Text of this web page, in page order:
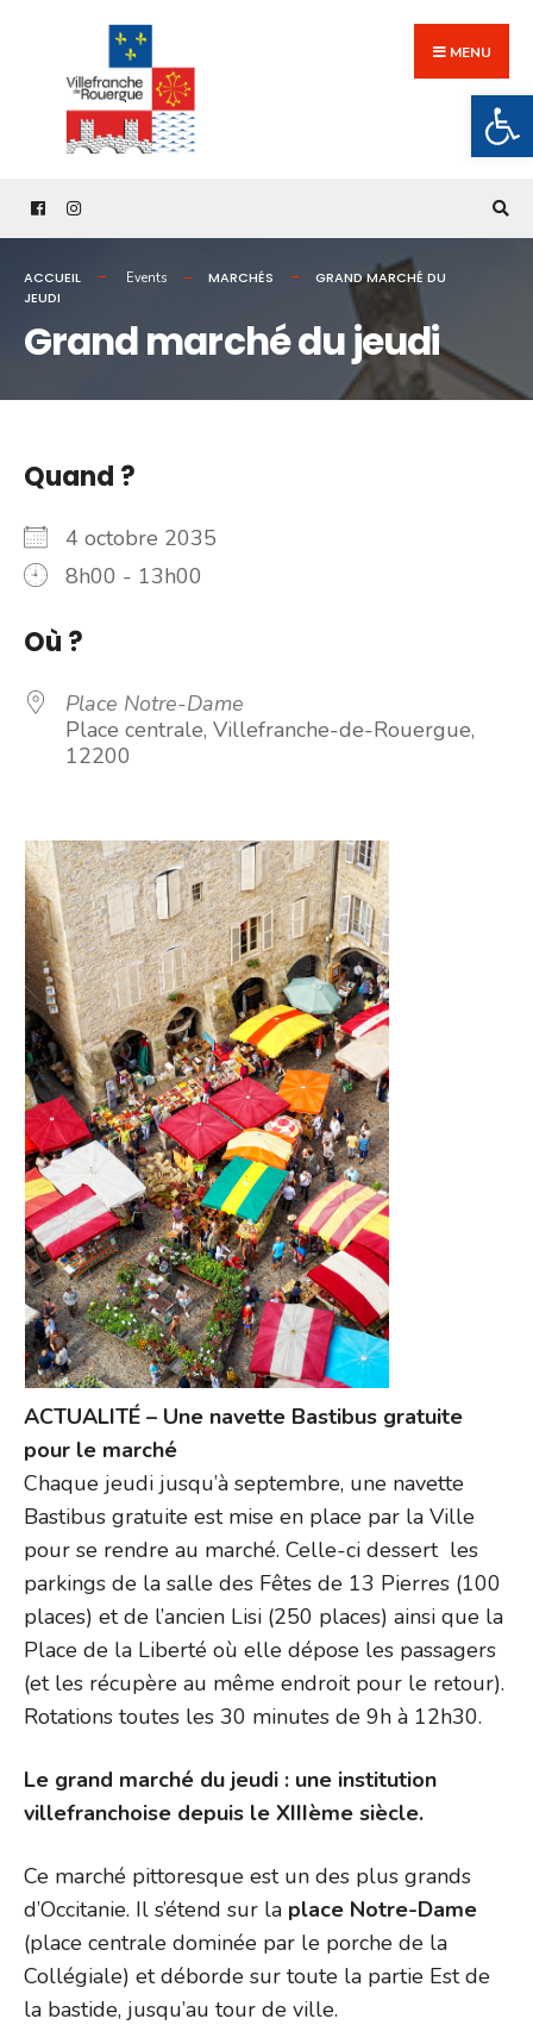
content
MENU
ACCUEIL Events MARCHÉS
GRAND MARCHÉ DU
JEUDI
Grand marché du jeudi
Quand ?
4 octobre 2035
8h00 - 13h00
Où ?
Place Notre-Dame
Place centrale, Villefranche-de-Rouergue,
12200
ACTUALITÉ – Une navette Bastibus gratuite
pour le marché
Chaque jeudi jusqu’à septembre, une navette
Bastibus gratuite est mise en place par la Ville
pour se rendre au marché. Celle-ci dessert les
parkings de la salle des Fêtes de 13 Pierres (100
places) et de l’ancien Lisi (250 places) ainsi que la
Place de la Liberté où elle dépose les passagers
(et les récupère au même endroit pour le retour).
Rotations toutes les 30 minutes de 9h à 12h30.
Le grand marché du jeudi : une institution
villefranchoise depuis le XIIIème siècle.
Ce marché pittoresque est un des plus grands
d’Occitanie. Il s’étend sur la place Notre-Dame
(place centrale dominée par le porche de la
Collégiale) et déborde sur toute la partie Est de
la bastide, jusqu’au tour de ville.